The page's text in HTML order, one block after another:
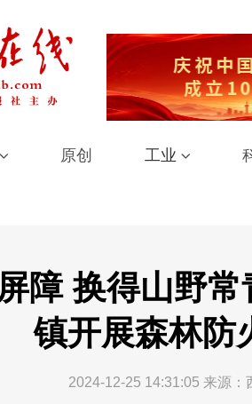
原创 工业
障 换得山野
镇开展森林防
2024-12-25 14:31:05 来源：